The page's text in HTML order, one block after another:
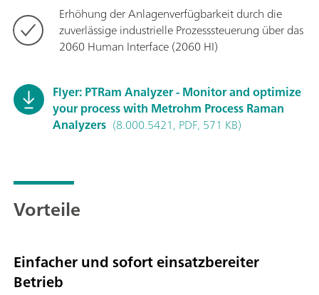
Erhöhung der Anlagenverfügbarkeit durch die
zuverlässige industrielle Prozesssteuerung über das
2060 Human Interface (2060 HI)
Flyer: PTRam Analyzer - Monitor and optimize
your process with Metrohm Process Raman
Analyzers (8.000.5421, PDF, 571 KB)
Vorteile
Einfacher und sofort einsatzbereiter
Betrieb